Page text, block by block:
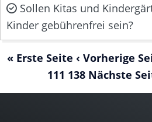
Sollen Kitas und
Kinder gebührenfrei sein?
« Erste Seite ‹ Vorherige
111 138 Nächste